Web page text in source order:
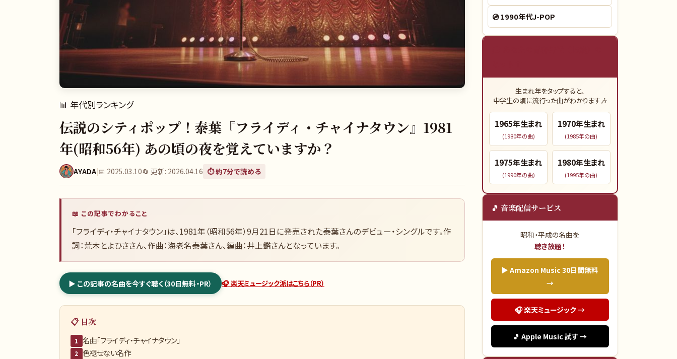
📊 年代別ランキング
伝説のシティポップ！泰葉『フライディ・チャイナタウン』1981
年(昭和56年) あの頃の夜を覚えていますか？
AYADA|📅 2025.03.10🔄 更新: 2026.04.16 ⏱️ 約7分で読める
📖 この記事でわかること
「フライディ・チャイナタウン」は、1981年（昭和56年）9月21日に発売された泰葉さんのデビュー・シングルです。作
詞：荒木とよひささん、作曲：海老名泰葉さん、編曲：井上鑑さんとなっています。
▶ この記事の名曲を今すぐ聴く（30日無料・PR） 🎧 楽天ミュージック派はこちら（PR）
📋 目次
1 名曲「フライディ・チャイナタウン」
2 色褪せない名作
💿1990年代J-POP
生まれ年をタップすると、
中学生の頃に流行った曲がわかります🎶
1965年生まれ
(1980年の曲)
1970年生まれ
(1985年の曲)
1975年生まれ
(1990年の曲)
1980年生まれ
(1995年の曲)
🎵 音楽配信サービス
昭和・平成の名曲を
聴き放題！
▶ Amazon Music 30日間無料
→
🎧 楽天ミュージック →
🎵 Apple Music 試す →